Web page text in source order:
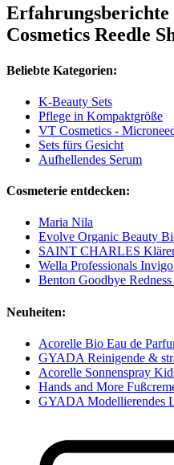
Cosmetics Reedle
Beliebte Kategorien:
K-Beauty Sets
Pflege in Kompaktgröße
VT Cosmetics -
Sets fürs Gesicht
Aufhellendes Serum
Cosmeterie entdecken:
Maria Nila
Evolve Organic Beauty
SAINT CHARLES
Wella Professionals
Benton Goodbye
Neuheiten:
Acorelle Bio Eau de
GYADA Reinigende &
Acorelle Sonnenspray
Hands and More
GYADA Modellierendes